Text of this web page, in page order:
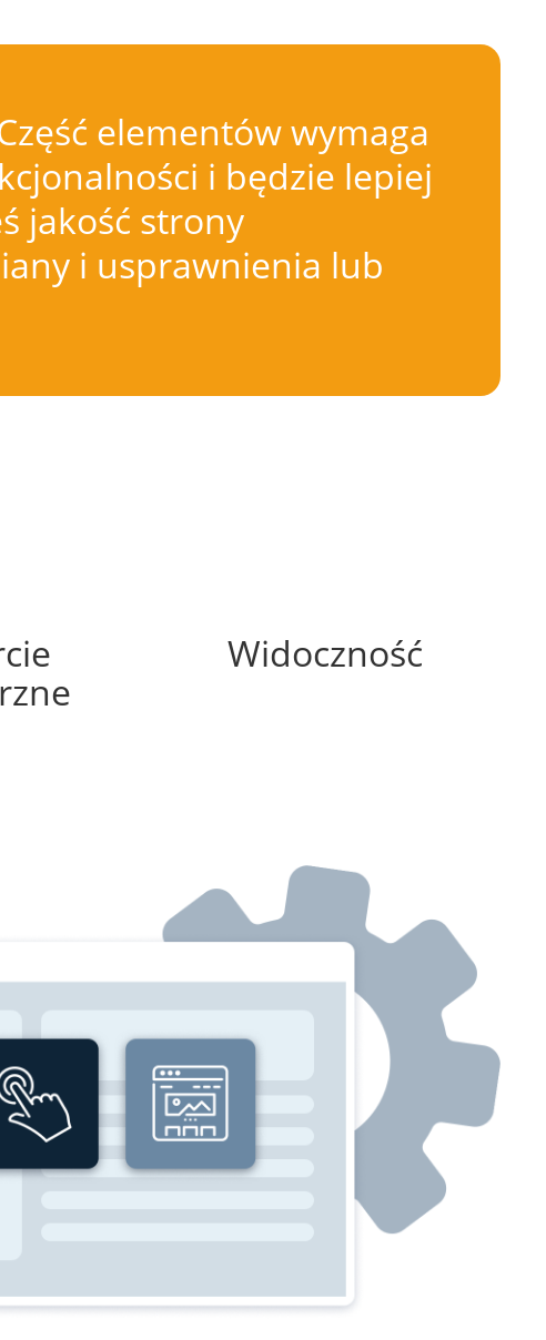
elementów wymaga
i będzie lepiej
jakość strony
i usprawnienia lub
Widoczność